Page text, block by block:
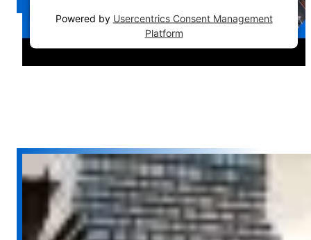
Powered by Usercentrics Consent Management
Platform